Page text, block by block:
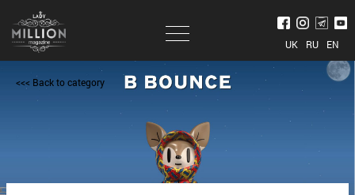
UK RU EN
<<< Back to category